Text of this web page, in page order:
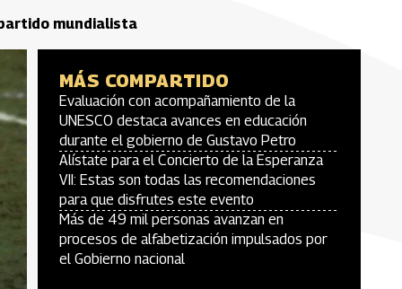
mundialista
MÁS COMPARTIDO
Evaluación con acompañamiento de la
UNESCO destaca avances en educación
durante el gobierno de Gustavo Petro
Alístate para el Concierto de la Esperanza
VII: Estas son todas las recomendaciones
para que disfrutes este evento
Más de 49 mil personas avanzan en
procesos de alfabetización impulsados por
el Gobierno nacional